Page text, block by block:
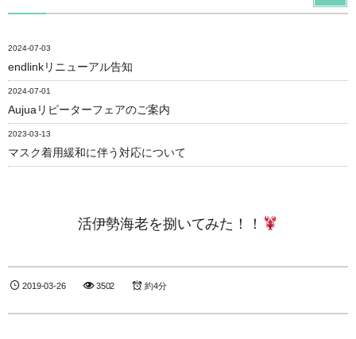
2024-07-03
endlinkリニューアル告知
2024-07-01
Aujuaリピーターフェアのご案内
2023-03-13
マスク着用緩和に伴う対応について
活伊勢海老を捌いてみた！！
2019-03-26 3502 約4分